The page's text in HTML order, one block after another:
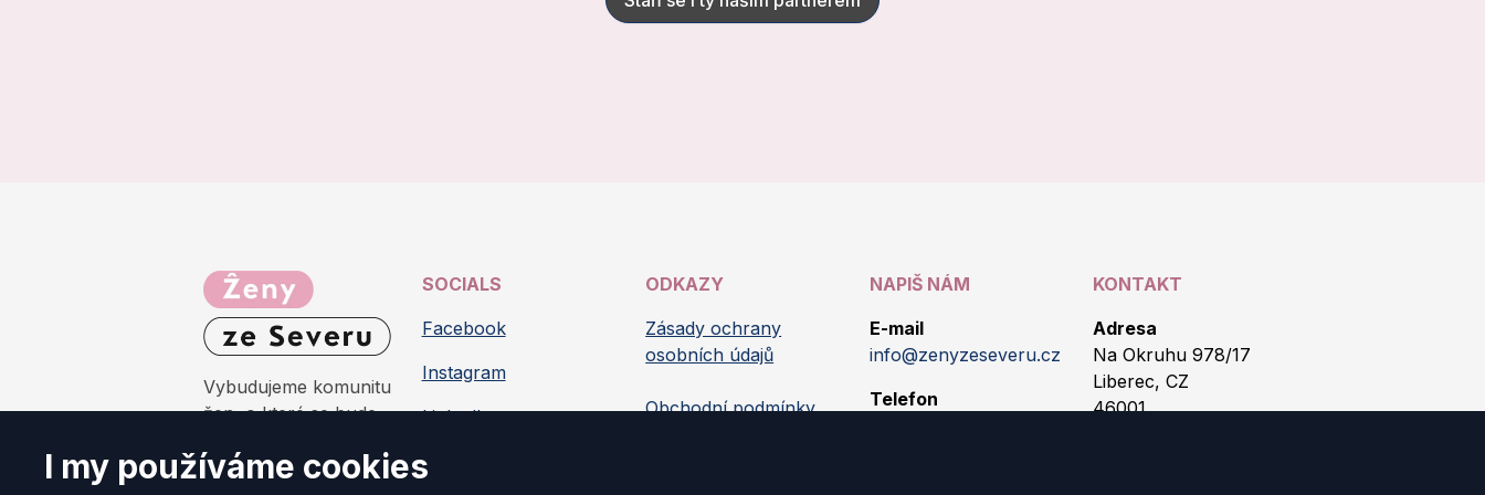
I my používáme cookies
Vybudujeme komunitu
žen, o které se bude
SOCIALS
Facebook
Instagram
LinkedIn
O nás
ODKAZY
Zásady ochrany
osobních údajů
Obchodní podmínky
NAPIŠ NÁM
E-mail
info@zenyzeseveru.cz
Telefon
KONTAKT
Adresa
Na Okruhu 978/17
Liberec, CZ
46001